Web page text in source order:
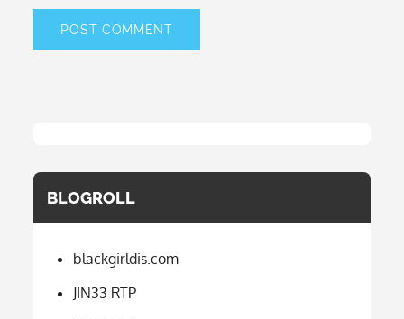
BLOGROLL
blackgirldis.com
JIN33 RTP